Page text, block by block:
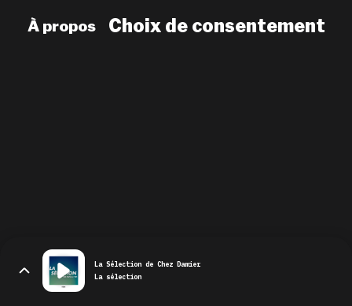
À propos Choix de consentement
La Sélection de Chez Damier
La sélection